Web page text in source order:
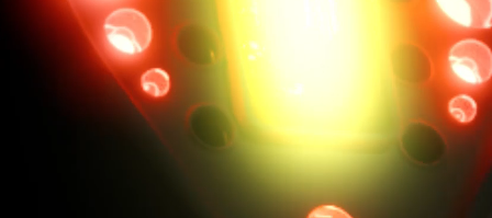
Meus aparelhos
Meus pedidos
Meus endereços
As minhas subscrições
FAQ™ Pure Beauty-Tech Elixir
issa™ Teeth Whitening Set
English Deutsch
Français
Italiano
Svenska
Русский
简体中文 繁體中文